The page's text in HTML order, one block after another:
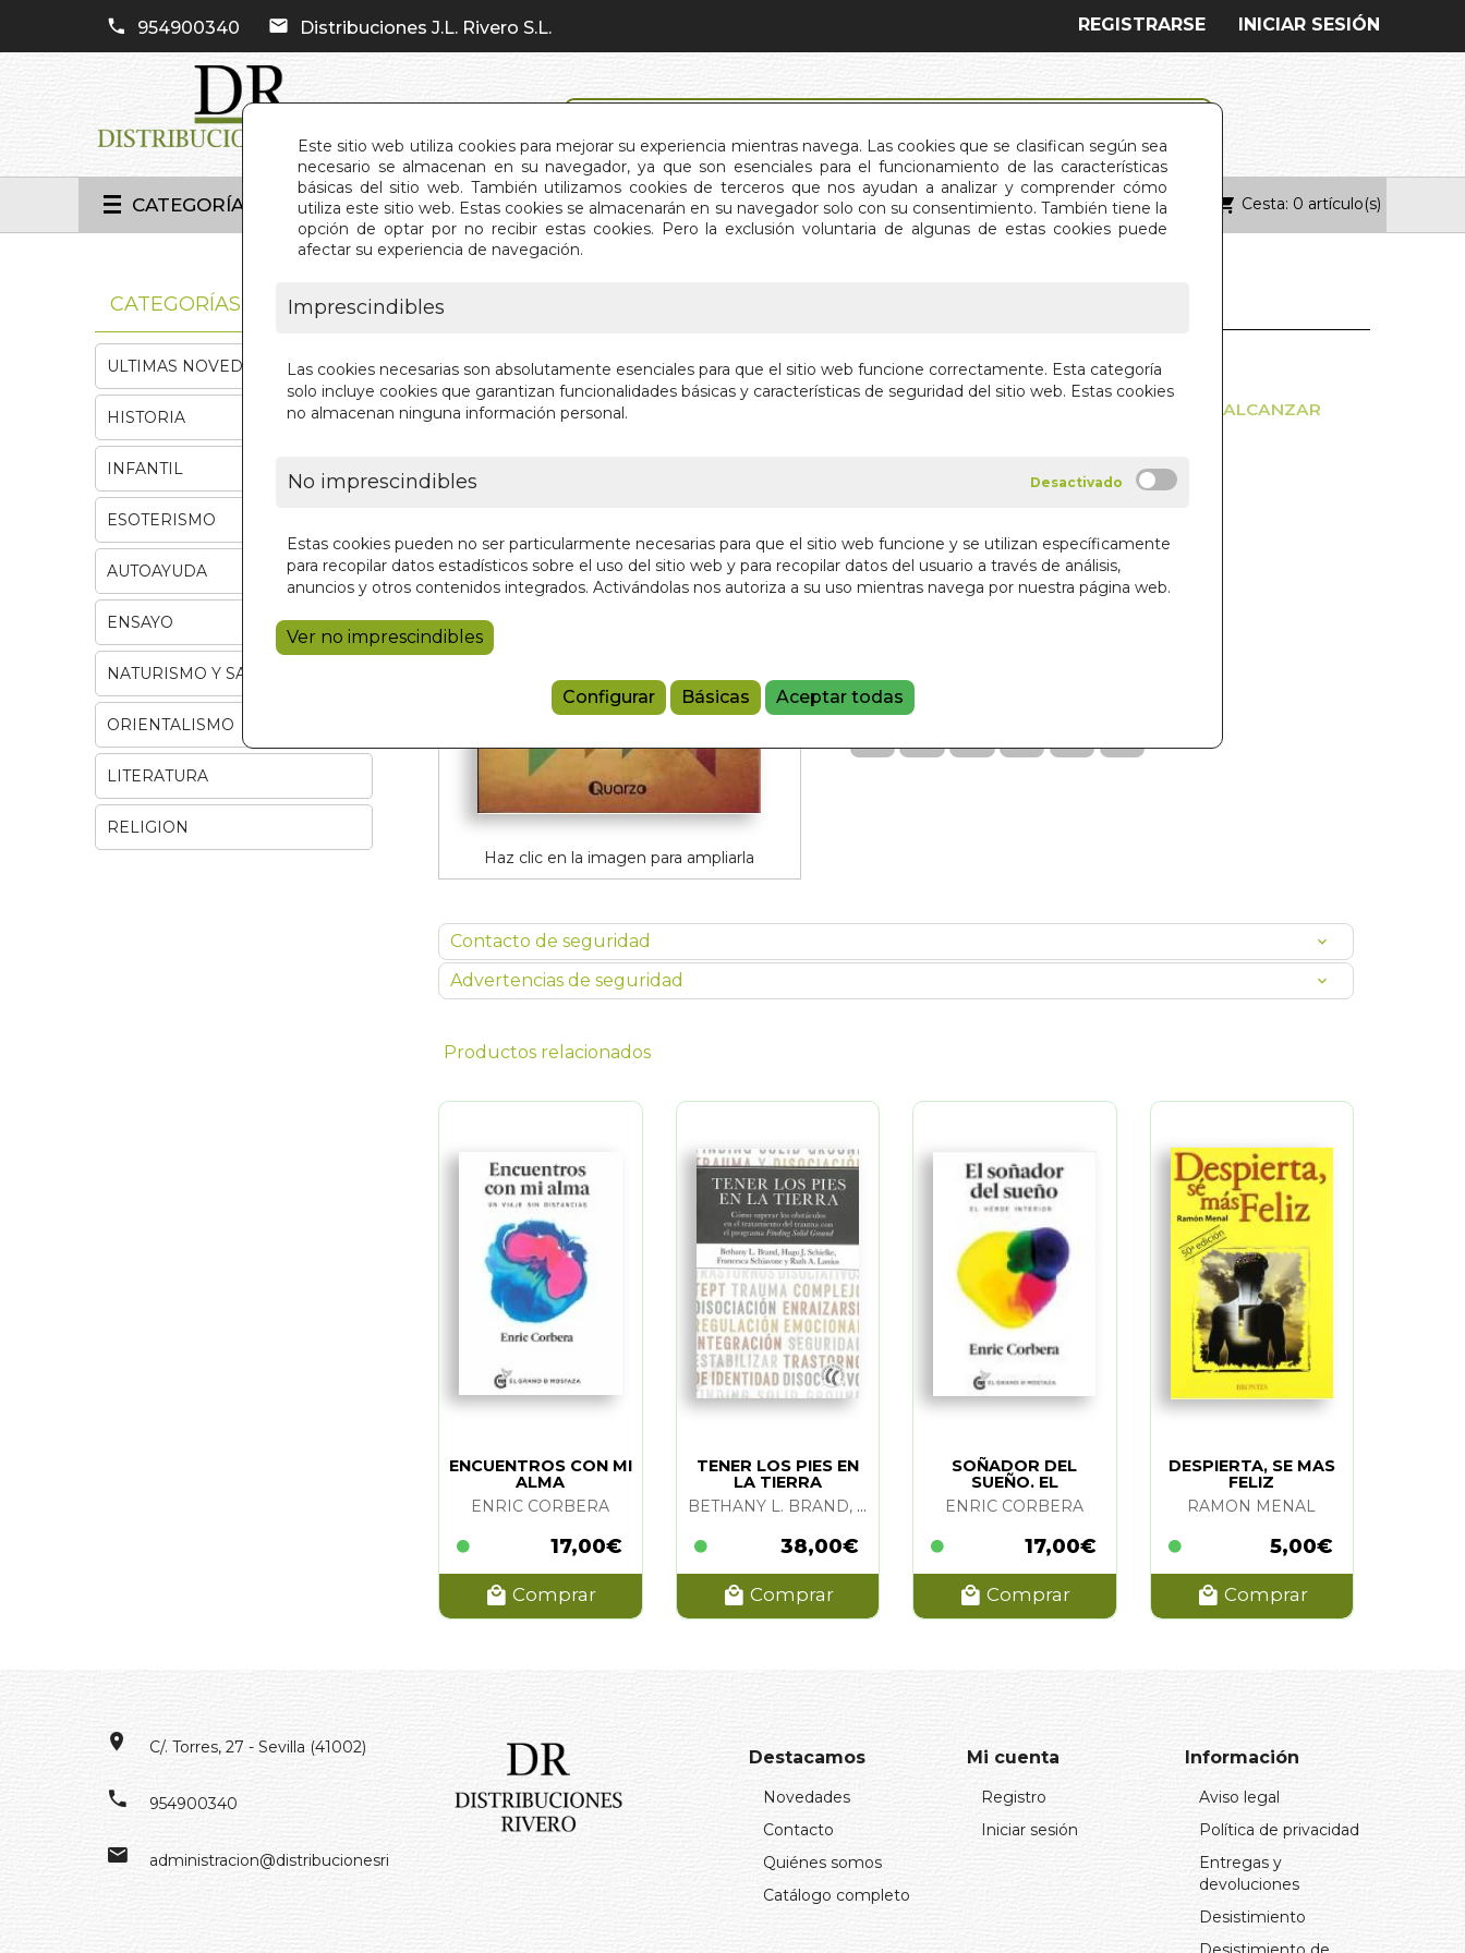
Este sitio web utiliza cookies para mejorar su experiencia mientras navega. Las cookies que se clasifican según sea
necesario se almacenan en su navegador, ya que son esenciales para el funcionamiento de las características
básicas del sitio web. También utilizamos cookies de terceros que nos ayudan a analizar y comprender cómo
utiliza este sitio web. Estas cookies se almacenarán en su navegador solo con su consentimiento. También tiene la
opción de optar por no recibir estas cookies. Pero la exclusión voluntaria de algunas de estas cookies puede
afectar su experiencia de navegación.
Imprescindibles
Las cookies necesarias son absolutamente esenciales para que el sitio web funcione correctamente. Esta categoría
solo incluye cookies que garantizan funcionalidades básicas y características de seguridad del sitio web. Estas cookies
no almacenan ninguna información personal.
No imprescindibles
Estas cookies pueden no ser particularmente necesarias para que el sitio web funcione y se utilizan específicamente
para recopilar datos estadísticos sobre el uso del sitio web y para recopilar datos del usuario a través de análisis,
anuncios y otros contenidos integrados. Activándolas nos autoriza a su uso mientras navega por nuestra página web.
Ver no imprescindibles
Configurar Básicas Aceptar todas
954900340 Distribuciones J.L. Rivero S.L. INICIAR SESIÓN
REGISTRARSE
CATEGORÍAS INICIO QUIÉNES SOMOS CONTACTO Cesta: 0 artículo(s)
Haz clic en la imagen para ampliarla
ASERTIVIDAD PRACTICA
COMO ELIMINAR EL MIEDO AL RECHAZO Y ALCANZAR
EQUIPO DIFUSOR DEL LIBRO S.L.
15,00 €
9786074572469
Contacto de seguridad
Advertencias de seguridad
Productos relacionados
ENCUENTROS CON MI
ALMA
ENRIC CORBERA
17,00€
Comprar
TENER LOS PIES EN
LA TIERRA
BETHANY L. BRAND, HUGO J. SCHIELKE, FRANCESCA SCHIAVONE Y R. A. LANIUS
38,00€
Comprar
SOÑADOR DEL
SUEÑO. EL
ENRIC CORBERA
17,00€
Comprar
DESPIERTA, SE MAS
FELIZ
RAMON MENAL
5,00€
Comprar
CATEGORÍAS
ULTIMAS NOVEDADES
HISTORIA
INFANTIL
ESOTERISMO
AUTOAYUDA
ENSAYO
NATURISMO Y SALUD
ORIENTALISMO
LITERATURA
RELIGION
C/. Torres, 27 - Sevilla (41002)
954900340
administracion@distribucionesrivero.es
Destacamos
Novedades
Contacto
Quiénes somos
Catálogo completo
Mi cuenta
Registro
Iniciar sesión
Información
Aviso legal
Política de privacidad
Entregas y
devoluciones
Desistimiento